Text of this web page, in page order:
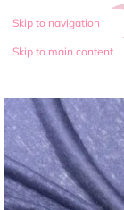
Skip to navigation
Skip to main content